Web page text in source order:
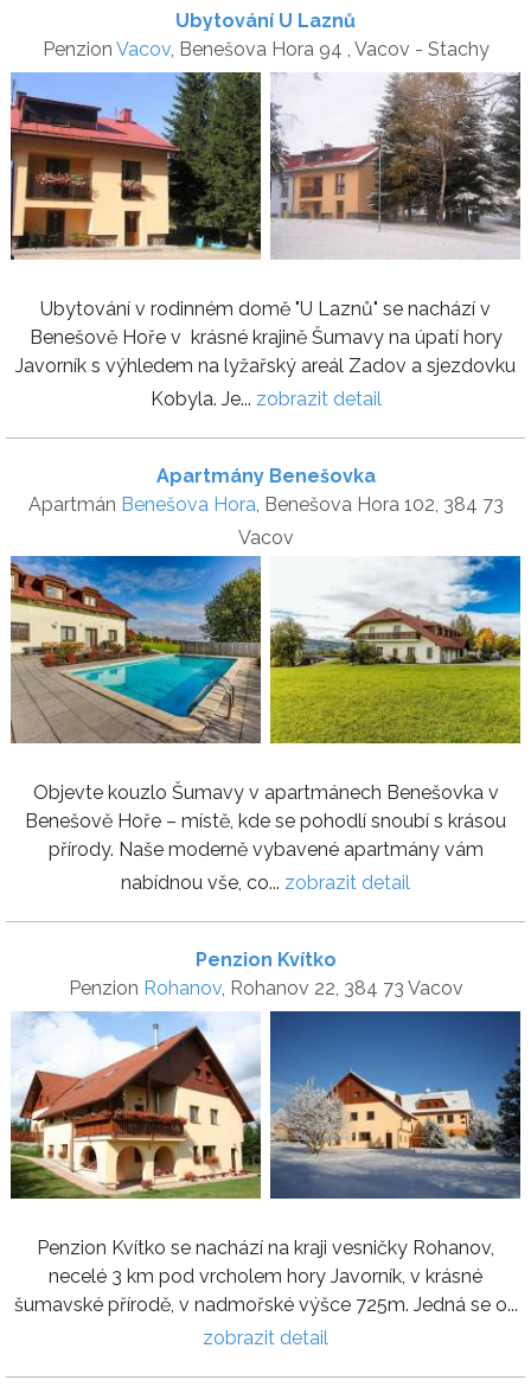
Ubytování U Laznů
Penzion Vacov, Benešova Hora 94 , Vacov - Stachy
Ubytování v rodinném domě "U Laznů" se nachází v
Benešově Hoře v krásné krajině Šumavy na úpatí hory
Javorník s výhledem na lyžařský areál Zadov a sjezdovku
Kobyla. Je... zobrazit detail
Apartmány Benešovka
Apartmán Benešova Hora, Benešova Hora 102, 384 73
Vacov
Objevte kouzlo Šumavy v apartmánech Benešovka v
Benešově Hoře – místě, kde se pohodlí snoubí s krásou
přírody. Naše moderně vybavené apartmány vám
nabídnou vše, co... zobrazit detail
Penzion Kvítko
Penzion Rohanov, Rohanov 22, 384 73 Vacov
Penzion Kvítko se nachází na kraji vesničky Rohanov,
necelé 3 km pod vrcholem hory Javorník, v krásné
šumavské přírodě, v nadmořské výšce 725m. Jedná se o...
zobrazit detail